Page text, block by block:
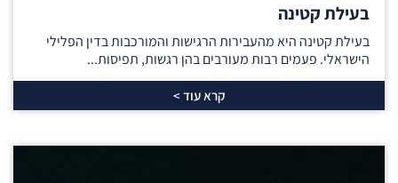
בעילת קטינה
בעילת קטינה היא מהעבירות הרגישות והמורכבות בדין הפלילי
הישראלי. פעמים רבות מעורבים בהן רגשות, תפיסות...
קרא עוד >